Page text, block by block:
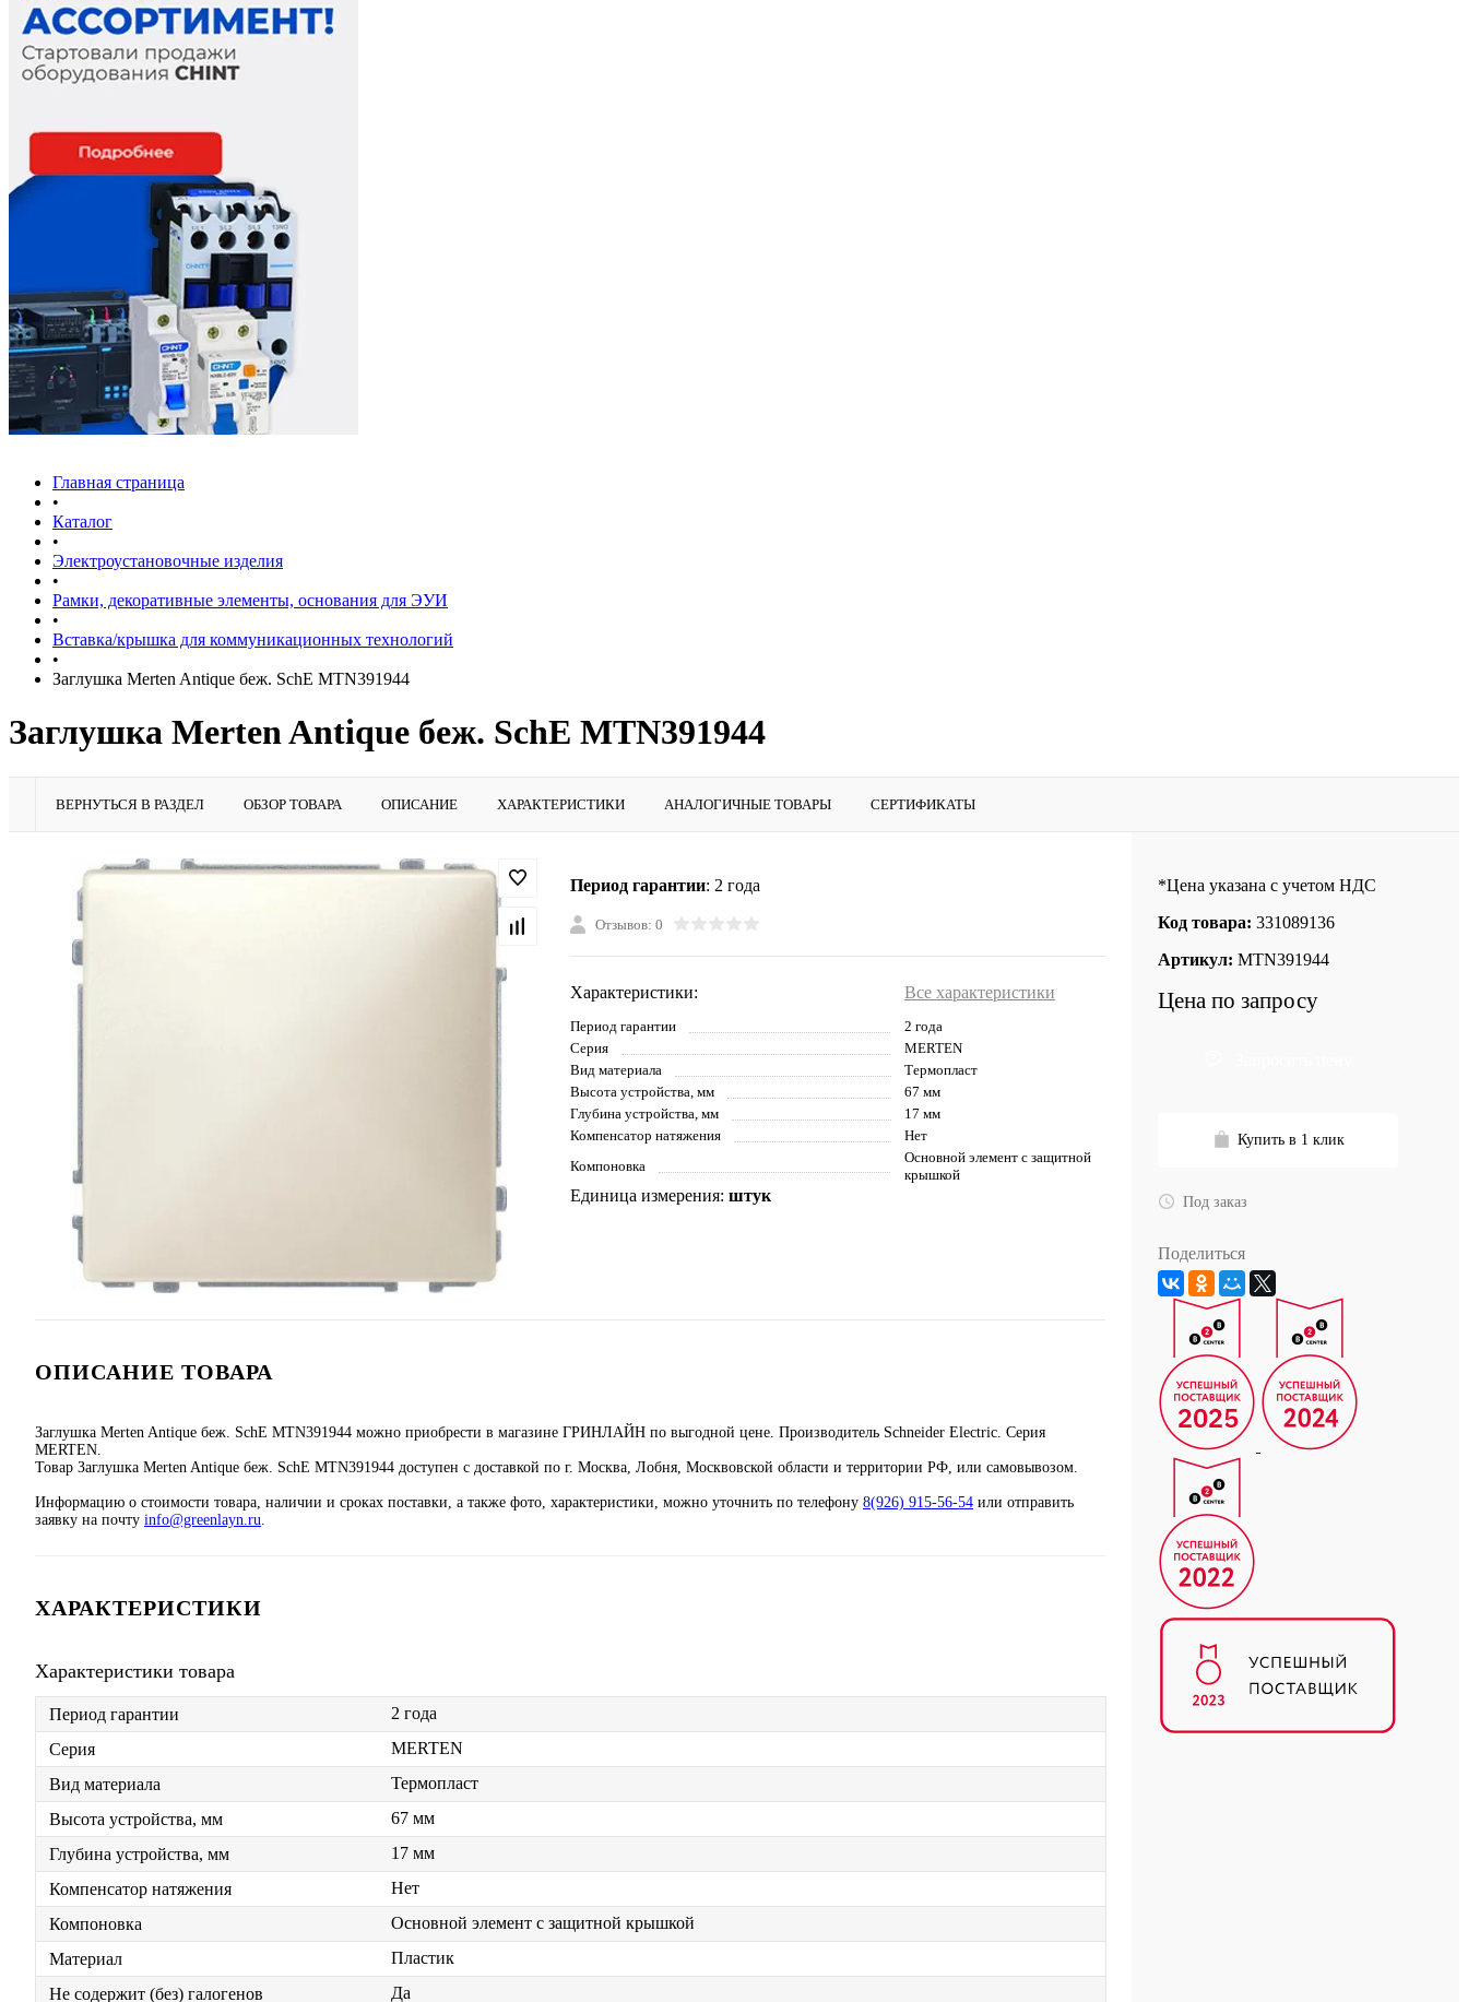
Главная страница
•
Каталог
•
Электроустановочные изделия
•
Рамки, декоративные элементы, основания для ЭУИ
•
Вставка/крышка для коммуникационных технологий
•
Заглушка Merten Antique беж. SchE MTN391944
Заглушка Merten Antique беж. SchE MTN391944
ВЕРНУТЬСЯ В РАЗДЕЛ ОБЗОР ТОВАРА ОПИСАНИЕ ХАРАКТЕРИСТИКИ АНАЛОГИЧНЫЕ ТОВАРЫ СЕРТИФИКАТЫ
Период гарантии: 2 года
Отзывов: 0
Характеристики: Все характеристики
Период гарантии
2 года
Серия
MERTEN
Вид материала
Термопласт
Высота устройства, мм
67 мм
Глубина устройства, мм
17 мм
Компенсатор натяжения
Нет
Компоновка
Основной элемент с защитной
крышкой
Единица измерения: штук
ОПИСАНИЕ ТОВАРА
Заглушка Merten Antique беж. SchE MTN391944 можно приобрести в магазине ГРИНЛАЙН по выгодной цене. Производитель Schneider Electric. Серия
MERTEN.
Товар Заглушка Merten Antique беж. SchE MTN391944 доступен с доставкой по г. Москва, Лобня, Москвовской области и территории РФ, или самовывозом.
Информацию о стоимости товара, наличии и сроках поставки, а также фото, характеристики, можно уточнить по телефону 8(926) 915-56-54 или отправить
заявку на почту info@greenlayn.ru
ХАРАКТЕРИСТИКИ
Характеристики товара
Период гарантии
2 года
Серия
MERTEN
Вид материала
Термопласт
Высота устройства, мм
67 мм
Глубина устройства, мм
17 мм
Компенсатор натяжения
Нет
Компоновка
Основной элемент с защитной крышкой
Материал
Пластик
Не содержит (без) галогенов
Да
*Цена указана с учетом НДС
Код товара: 331089136
Артикул: MTN391944
Цена по запросу
Купить в 1 клик
Под заказ
Поделиться